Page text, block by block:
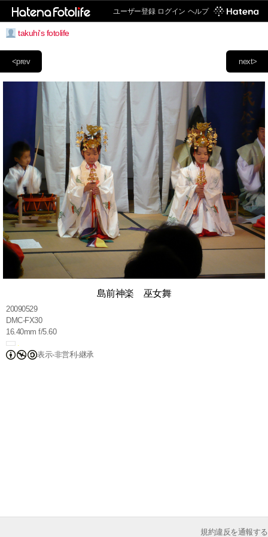
ユーザー登録 ログイン ヘルプ
takuhi's fotolife
next>
<prev
島前神楽 巫女舞
20090529
DMC-FX30
16.40mm f/5.60
表示-非営利-継承
規約違反を通報する